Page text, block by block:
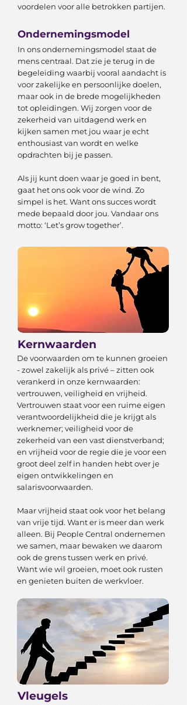
voordelen voor alle betrokken partijen.
Ondernemingsmodel
In ons ondernemingsmodel staat de
mens centraal. Dat zie je terug in de
begeleiding waarbij vooral aandacht is
voor zakelijke en persoonlijke doelen,
maar ook in de brede mogelijkheden
tot opleidingen. Wij zorgen voor de
zekerheid van uitdagend werk en
kijken samen met jou waar je echt
enthousiast van wordt en welke
opdrachten bij je passen.
Als jij kunt doen waar je goed in bent,
gaat het ons ook voor de wind. Zo
simpel is het. Want ons succes wordt
mede bepaald door jou. Vandaar ons
motto: ‘Let’s grow together’.
Kernwaarden
De voorwaarden om te kunnen groeien
- zowel zakelijk als privé – zitten ook
verankerd in onze kernwaarden:
vertrouwen, veiligheid en vrijheid.
Vertrouwen staat voor een ruime eigen
verantwoordelijkheid die je krijgt als
werknemer; veiligheid voor de
zekerheid van een vast dienstverband;
en vrijheid voor de regie die je voor een
groot deel zelf in handen hebt over je
eigen ontwikkelingen en
salarisvoorwaarden.
Maar vrijheid staat ook voor het belang
van vrije tijd. Want er is meer dan werk
alleen. Bij People Central ondernemen
we samen, maar bewaken we daarom
ook de grens tussen werk en privé.
Want wie wil groeien, moet ook rusten
en genieten buiten de werkvloer.
Vleugels